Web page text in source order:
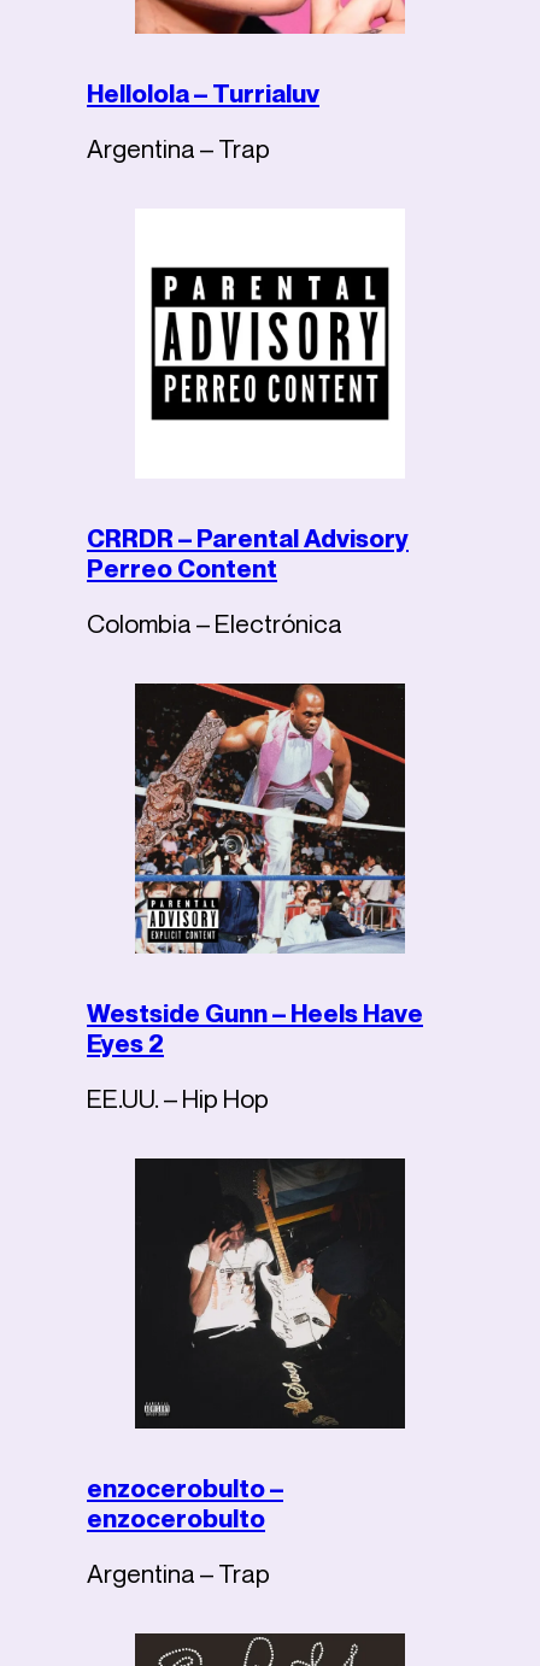
Hellolola – Turrialuv
Argentina – Trap
CRRDR – Parental Advisory
Perreo Content
Colombia – Electrónica
Westside Gunn – Heels Have
Eyes 2
EE.UU. – Hip Hop
enzocerobulto –
enzocerobulto
Argentina – Trap